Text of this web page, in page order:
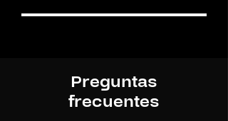
Preguntas
frecuentes